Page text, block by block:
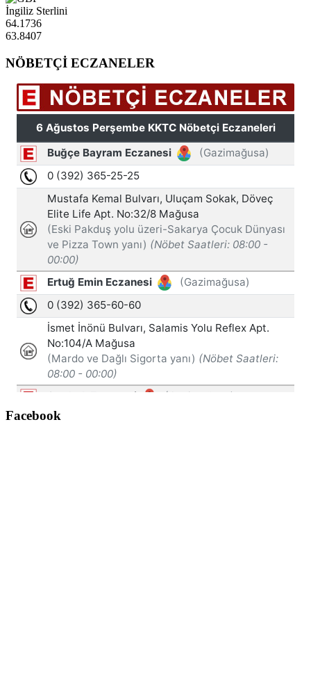
İngiliz Sterlini
64.1736
63.8407
NÖBETÇİ ECZANELER
Facebook